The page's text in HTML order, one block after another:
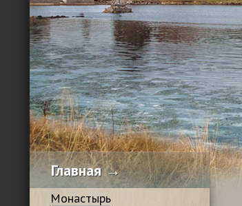
Главная →
Монастырь